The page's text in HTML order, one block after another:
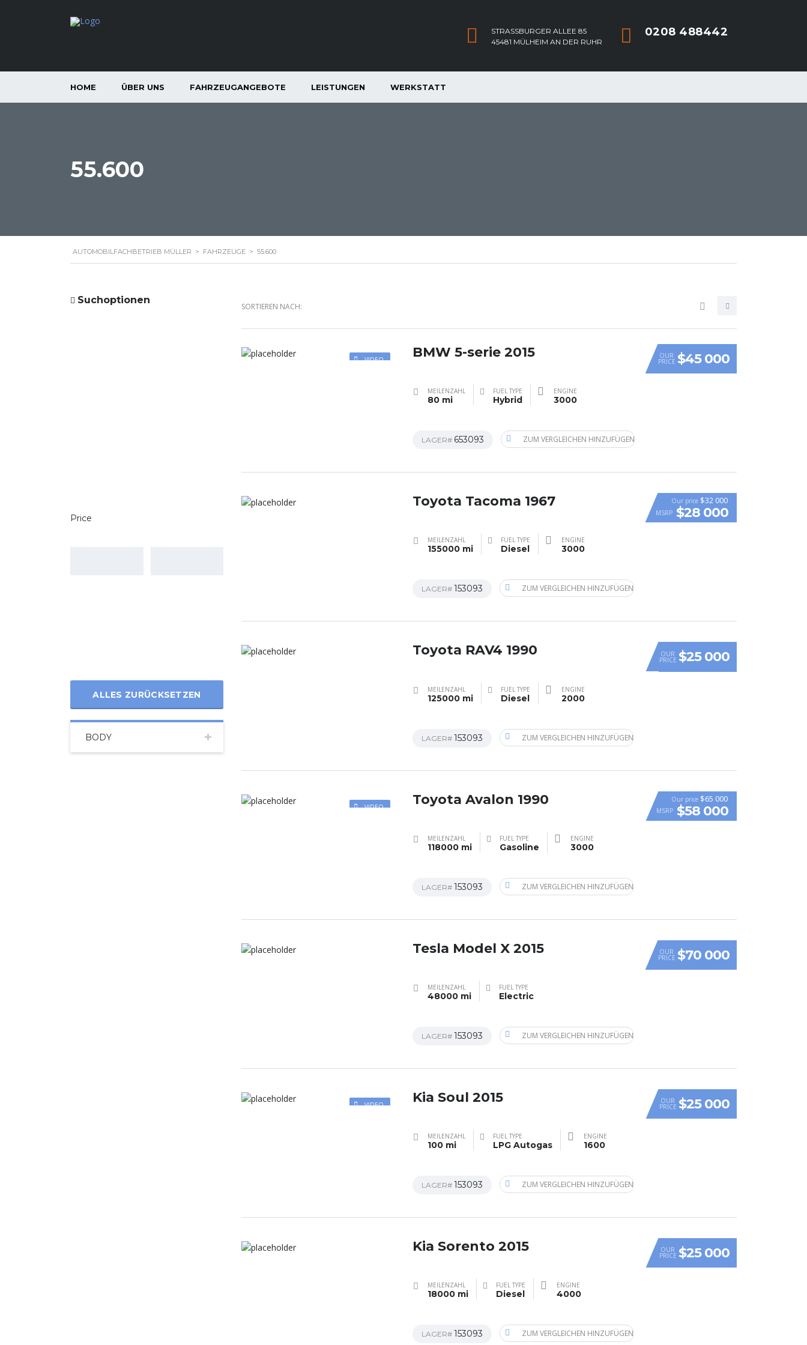
0208 488442
STRASSBURGER ALLEE 85
45481 MÜLHEIM AN DER RUHR
HOME ÜBER UNS FAHRZEUGANGEBOTE LEISTUNGEN WERKSTATT
55.600
AUTOMOBILFACHBETRIEB MÜLLER > FAHRZEUGE > 55.600
Suchoptionen
Price
ALLES ZURÜCKSETZEN
BODY
SORTIEREN NACH:
VIDEO OUR
PRICE $45 000
BMW 5-serie 2015
MEILENZAHL
80 mi
FUEL TYPE
Hybrid
ENGINE
3000
LAGER# 653093 ZUM VERGLEICHEN HINZUFÜGEN
Our price $32 000
MSRP $28 000
Toyota Tacoma 1967
MEILENZAHL
155000 mi
FUEL TYPE
Diesel
ENGINE
3000
LAGER# 153093 ZUM VERGLEICHEN HINZUFÜGEN
OUR
PRICE $25 000
Toyota RAV4 1990
MEILENZAHL
125000 mi
FUEL TYPE
Diesel
ENGINE
2000
LAGER# 153093 ZUM VERGLEICHEN HINZUFÜGEN
VIDEO
Our price $65 000
MSRP $58 000
Toyota Avalon 1990
MEILENZAHL
118000 mi
FUEL TYPE
Gasoline
ENGINE
3000
LAGER# 153093 ZUM VERGLEICHEN HINZUFÜGEN
OUR
PRICE $70 000
Tesla Model X 2015
MEILENZAHL
48000 mi
FUEL TYPE
Electric
LAGER# 153093 ZUM VERGLEICHEN HINZUFÜGEN
VIDEO OUR
PRICE $25 000
Kia Soul 2015
MEILENZAHL
100 mi
FUEL TYPE
LPG Autogas
ENGINE
1600
LAGER# 153093 ZUM VERGLEICHEN HINZUFÜGEN
OUR
PRICE $25 000
Kia Sorento 2015
MEILENZAHL
18000 mi
FUEL TYPE
Diesel
ENGINE
4000
LAGER# 153093 ZUM VERGLEICHEN HINZUFÜGEN